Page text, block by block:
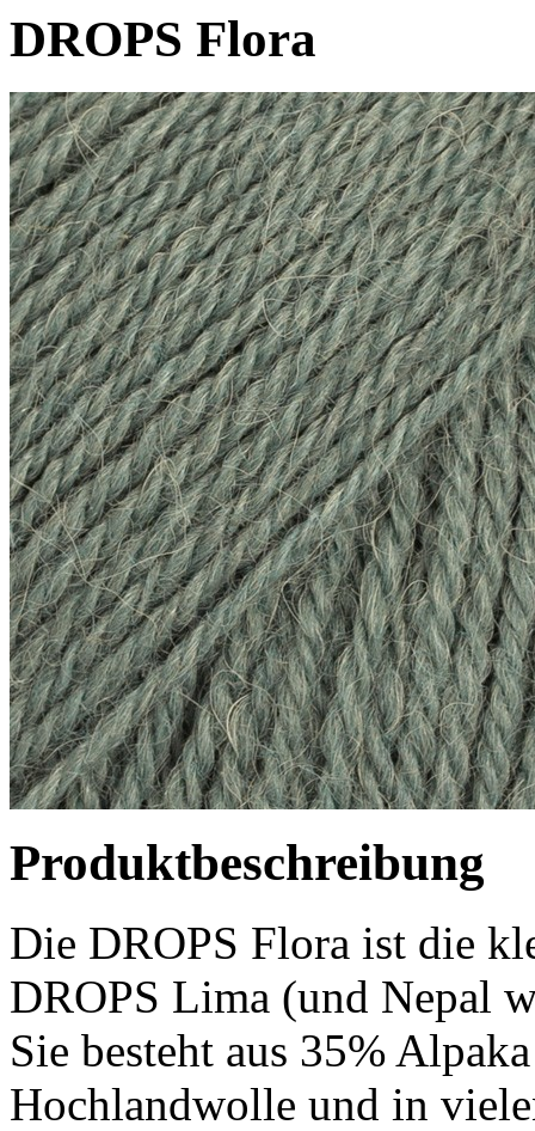
DROPS Flora
Produktbeschreibung
Die DROPS Flora ist die
DROPS Lima (und Nepal
Sie besteht aus 35%
Hochlandwolle und in